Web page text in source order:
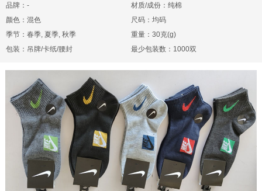
品牌：-
材质/成份：纯棉
颜色：混色
尺码：均码
季节：春季, 夏季, 秋季
重量：30克(g)
包装：吊牌/卡纸/腰封
最少包装数：1000双